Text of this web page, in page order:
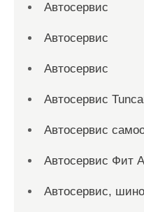
Автосервис
Автосервис
Автосервис
Автосервис
Автосервис
Автосервис Фит
Автосервис,